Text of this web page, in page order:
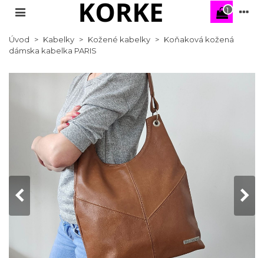
1
Úvod > Kabelky > Kožené kabelky > Koňaková kožená
dámska kabelka PARIS